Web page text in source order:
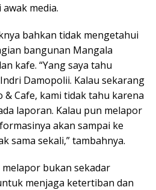
media.
bahkan tidak mengetahui
bangunan Mangala
kafe. “Yang saya tahu
Damopolii. Kalau sekarang
& Cafe, kami tidak tahu karena
laporan. Kalau pun melapor
akan sampai ke
sama sekali,” tambahnya.
bukan sekadar
menjaga ketertiban dan